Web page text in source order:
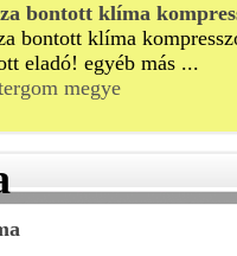
bontott klíma
bontott klíma
eladó! egyéb más ...
megye